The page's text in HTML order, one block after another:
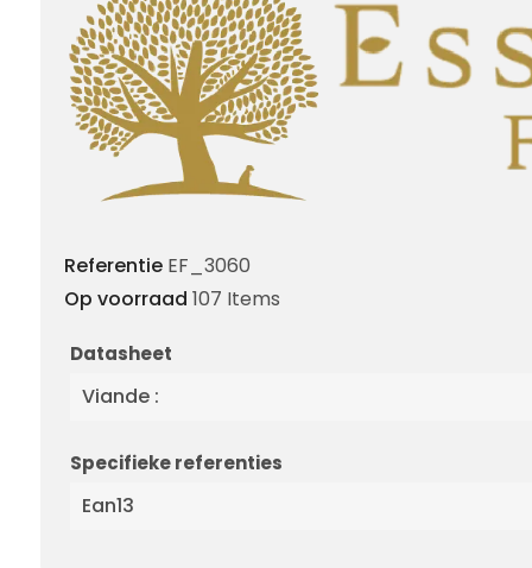
Referentie EF_3060
Op voorraad 107 Items
Datasheet
Viande :
Specifieke referenties
Ean13